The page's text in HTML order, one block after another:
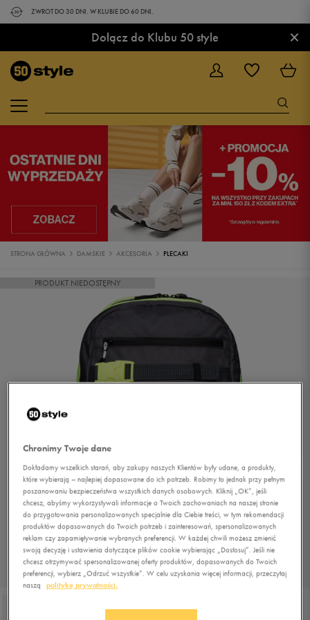
ZWROT DO 30 DNI. W KLUBIE DO 60 DNI.
Dołącz do Klubu 50 style ×
STRONA GŁÓWNA DAMSKIE AKCESORIA PLECAKI
PRODUKT NIEDOSTĘPNY
1/4
Chronimy Twoje dane
Dokładamy wszelkich starań, aby zakupy naszych Klientów były udane, a produkty,
które wybierają – najlepiej dopasowane do ich potrzeb. Robimy to jednak przy pełnym
poszanowaniu bezpieczeństwa wszystkich danych osobowych. Kliknij „OK”, jeśli
chcesz, abyśmy wykorzystywali informacje o Twoich zachowaniach na naszej stronie
do przygotowania personalizowanych specjalnie dla Ciebie treści, w tym rekomendacji
produktów dopasowanych do Twoich potrzeb i zainteresowań, spersonalizowanych
reklam czy zapamiętywanie wybranych preferencji. W każdej chwili możesz zmienić
swoją decyzję i ustawienia dotyczące plików cookie wybierając „Dostosuj”. Jeśli nie
chcesz otrzymywać spersonalizowanej oferty produktów, dopasowanych do Twoich
preferencji, wybierz „Odrzuć wszystkie”. W celu uzyskania więcej informacji, przeczytaj
naszą
politykę prywatności.